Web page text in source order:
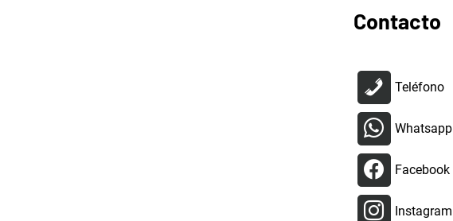
Contacto
Teléfono
Whatsapp
Facebook
Instagram